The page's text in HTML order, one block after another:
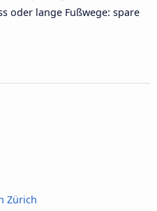
oder lange Fußwege: spare
Zürich